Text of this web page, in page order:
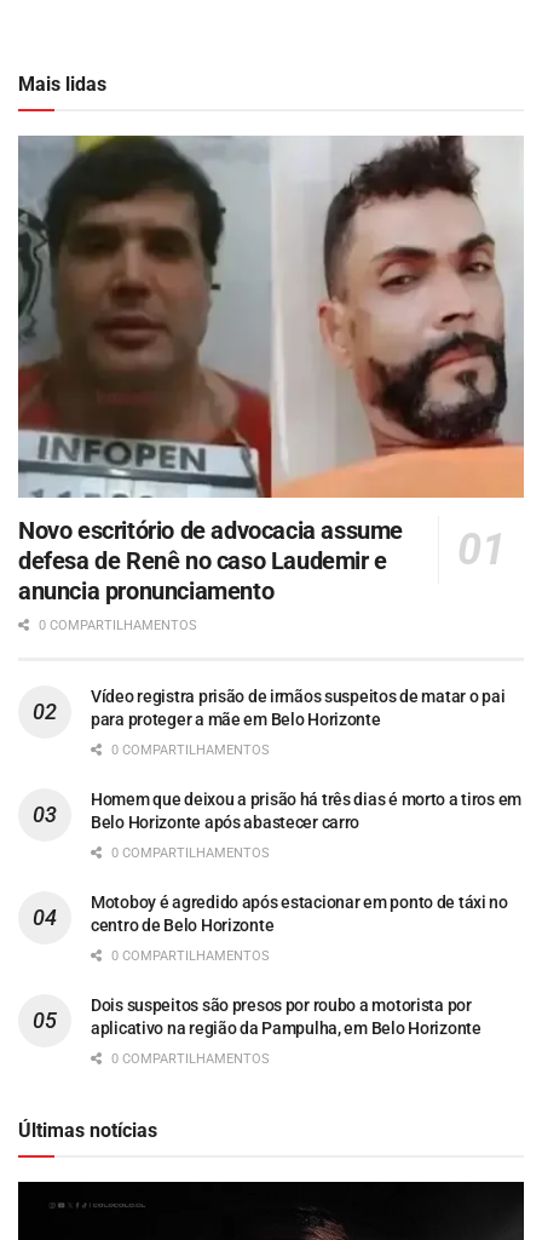
Mais lidas
Novo escritório de advocacia assume
defesa de Renê no caso Laudemir e
anuncia pronunciamento
0 COMPARTILHAMENTOS
Vídeo registra prisão de irmãos suspeitos de matar o pai
para proteger a mãe em Belo Horizonte
0 COMPARTILHAMENTOS
Homem que deixou a prisão há três dias é morto a tiros em
Belo Horizonte após abastecer carro
0 COMPARTILHAMENTOS
Motoboy é agredido após estacionar em ponto de táxi no
centro de Belo Horizonte
0 COMPARTILHAMENTOS
Dois suspeitos são presos por roubo a motorista por
aplicativo na região da Pampulha, em Belo Horizonte
0 COMPARTILHAMENTOS
Últimas notícias